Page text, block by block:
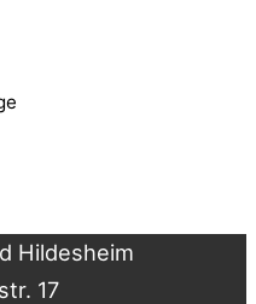
Hildesheim
17